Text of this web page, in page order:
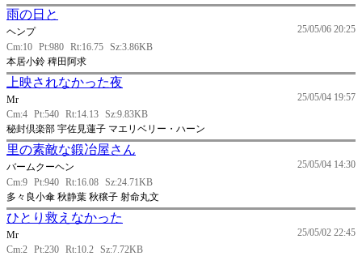
雨の日と
25/05/06 20:25
ヘンプ
Cm:10 Pt:980 Rt:16.75 Sz:3.86KB
本居小鈴 稗田阿求
上映されなかった夜
25/05/04 19:57
Mr
Cm:4 Pt:540 Rt:14.13 Sz:9.83KB
秘封倶楽部 宇佐見蓮子 マエリベリー・ハーン
里の素敵な鍛冶屋さん
25/05/04 14:30
バームクーヘン
Cm:9 Pt:940 Rt:16.08 Sz:24.71KB
多々良小傘 秋静葉 秋穣子 射命丸文
ひとり救えなかった
25/05/02 22:45
Mr
Cm:2 Pt:230 Rt:10.2 Sz:7.72KB